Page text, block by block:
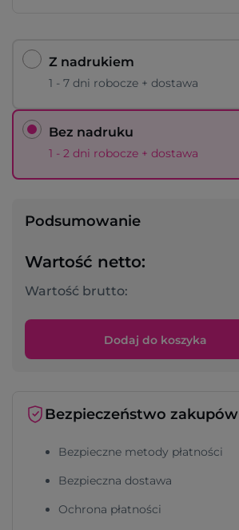
Z nadrukiem
1 - 7 dni robocze + dostawa
Bez nadruku
1 - 2 dni robocze + dostawa
Podsumowanie
Wartość netto:
Wartość brutto:
Dodaj do koszyka
Bezpieczeństwo zakupów
Bezpieczne metody płatności
Bezpieczna dostawa
Ochrona płatności